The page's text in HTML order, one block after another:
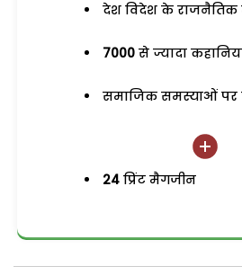
देश विदेश के राजनैतिक
7000 से ज्यादा
समाजिक समस्याओं
24 प्रिंट मैगजीन